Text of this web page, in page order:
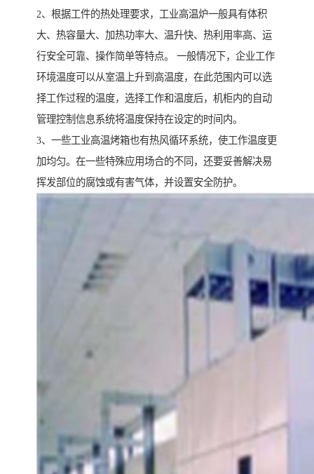
2、根据工件的热处理要求，工业高温炉一般具有体积
大、热容量大、加热功率大、温升快、热利用率高、运
行安全可靠、操作简单等特点。 一般情况下，企业工作
环境温度可以从室温上升到高温度，在此范围内可以选
择工作过程的温度，选择工作和温度后，机柜内的自动
管理控制信息系统将温度保持在设定的时间内。
3、一些工业高温烤箱也有热风循环系统，使工作温度更
加均匀。在一些特殊应用场合的不同，还要妥善解决易
挥发部位的腐蚀或有害气体，并设置安全防护。